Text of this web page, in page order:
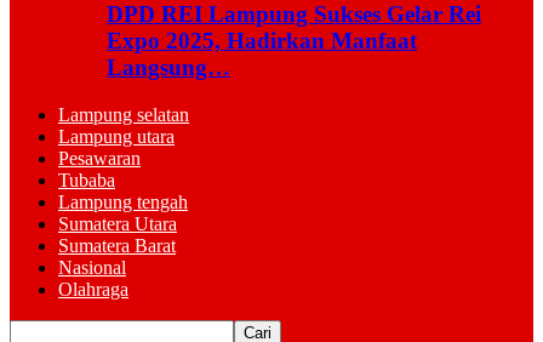
DPD REI Lampung Sukses Gelar Rei
Expo 2025, Hadirkan Manfaat
Langsung…
Lampung selatan
Lampung utara
Pesawaran
Tubaba
Lampung tengah
Sumatera Utara
Sumatera Barat
Nasional
Olahraga